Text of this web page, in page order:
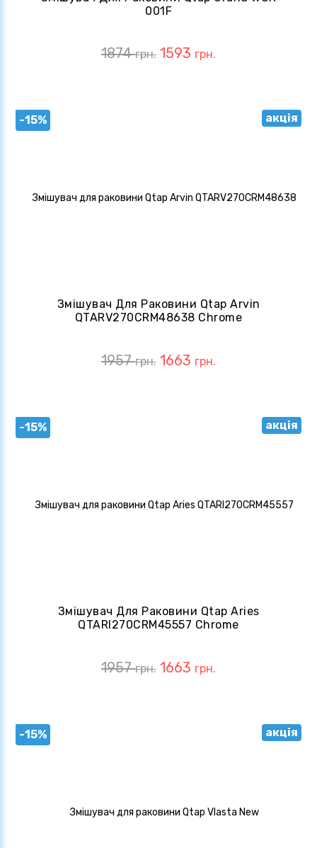
001F
1874грн. 1593 грн.
-15% акція
Змішувач Для Раковини Qtap Arvin
QTARV270CRM48638 Chrome
1957грн. 1663 грн.
-15% акція
Змішувач Для Раковини Qtap Aries
QTARI270CRM45557 Chrome
1957грн. 1663 грн.
-15% акція